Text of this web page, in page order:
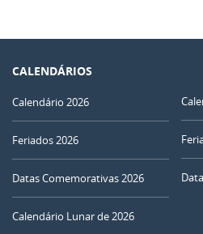
CALENDÁRIOS
Calendário 2026
Feriados 2026
Datas Comemorativas 2026
Calendário Lunar de 2026